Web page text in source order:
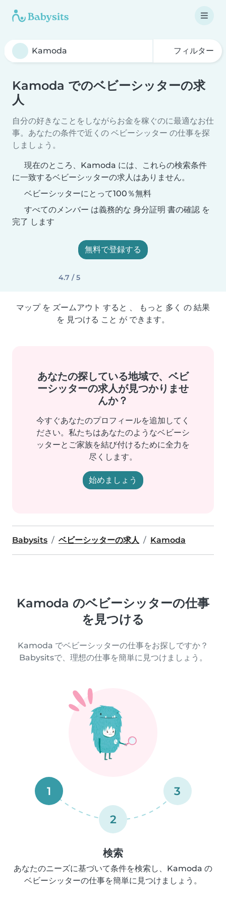
フィルター
Kamoda でのベビーシッターの求
人
自分の好きなことをしながらお金を稼ぐのに最適なお仕
事。あなたの条件で近くの ベビーシッター の仕事を探
しましょう。
現在のところ、Kamoda には、これらの検索条件
に一致するベビーシッターの求人はありません。
ベビーシッターにとって100％無料
すべてのメンバー は義務的な 身分証明 書の確認 を
完了 します
無料で登録する
4.7 / 5
マップ を ズームアウト すると 、 もっと 多く の 結果
を 見つける こと が できます。
あなたの探している地域で、ベビ
ーシッターの求人が見つかりませ
んか？
今すぐあなたのプロフィールを追加してく
ださい。私たちはあなたのようなベビーシ
ッターとご家族を結び付けるために全力を
尽くします。
始めましょう
Babysits ベビーシッターの求人 Kamoda
Kamoda のベビーシッターの仕事
を見つける
Kamoda でベビーシッターの仕事をお探しですか？
Babysitsで、理想の仕事を簡単に見つけましょう。
1
2
3
検索
あなたのニーズに基づいて条件を検索し、Kamoda の
ベビーシッターの仕事を簡単に見つけましょう。